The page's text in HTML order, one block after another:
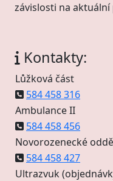
závislosti na
Kontakty:
Lůžková část
584 458 316
Ambulance II
584 458 456
Novorozenecké
584 458 427
Ultrazvuk